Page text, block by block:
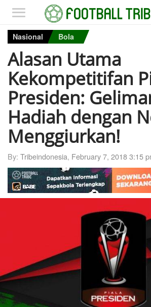
Nasional Bola
Alasan Utama
Kekompetitifan
Presiden:
Hadiah dengan
Menggiurkan!
By: Tribeindonesia, February 7, 2018 3:15